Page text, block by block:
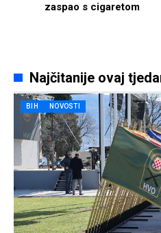
zaspao s cigaretom
Najčitanije ovaj
BIH NOVOSTI